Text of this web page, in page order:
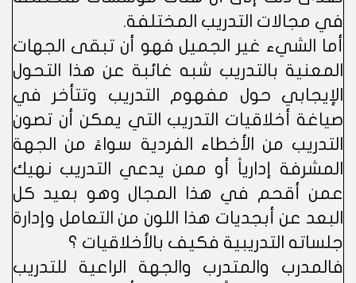
في مجالات التدريب المختلفة.
أما الشيء غير الجميل فهو أن تبقى الجهات
المعنية بالتدريب شبه غائبة عن هذا التحول
الإيجابي حول مفهوم التدريب وتتأخر في
صياغة أخلاقيات التدريب التي يمكن أن تصون
التدريب من الأخطاء الفردية سواءً من الجهة
المشرفة إدارياً أو ممن يدعي التدريب نهيك
عمن أقحم في هذا المجال وهو بعيد كل
البعد عن أبجديات هذا اللون من التعامل وإدارة
جلساته التدريبية فكيف بالأخلاقيات ؟
فالمدرب والمتدرب والجهة الراعية للتدريب